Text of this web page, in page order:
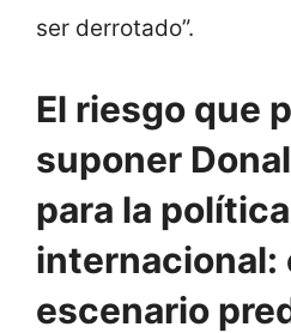
ser derrotado”.
El riesgo que
suponer
para la política
internacional:
escenario